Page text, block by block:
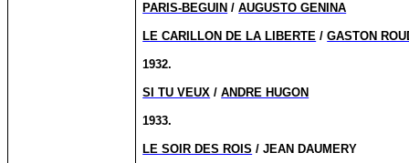
PARIS-BEGUIN /AUGUSTO GENINA
LE CARILLON DE LA LIBERTE /GASTON
1932.
SI TU VEUX /ANDRE HUGON
1933.
LE SOIR DES ROIS / JEAN DAUMERY